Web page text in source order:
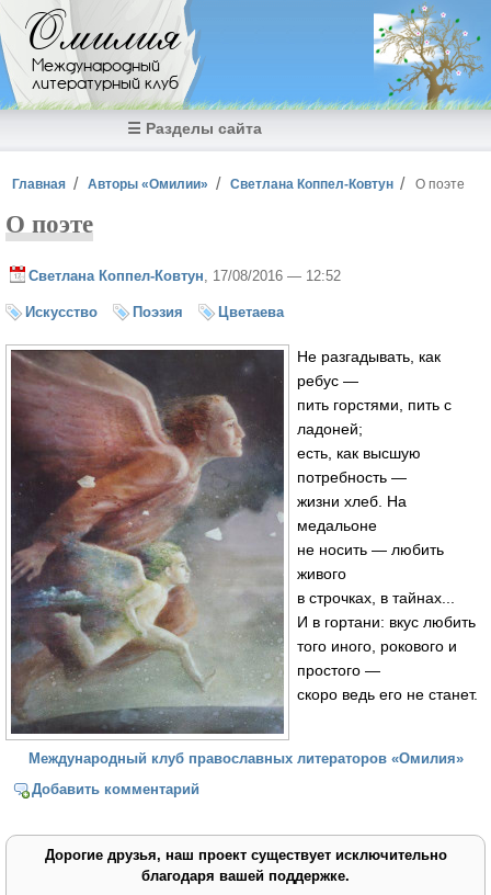
Перейти к основному содержанию
Омилия
Международный
литературный клуб
☰ Разделы сайта
Вы здесь
Главная Авторы «Омилии» Светлана Коппел-Ковтун О поэте
О поэте
Светлана Коппел-Ковтун , 17/08/2016 — 12:52
Искусство Поэзия Цветаева
Не разгадывать, как
ребус —
пить горстями, пить с
ладоней;
есть, как высшую
потребность —
жизни хлеб. На
медальоне
не носить — любить
живого
в строчках, в тайнах...
И в гортани: вкус любить
того иного, рокового и
простого —
скоро ведь его не станет.
Международный клуб православных литераторов «Омилия»
Добавить комментарий
Дорогие друзья, наш проект существует исключительно
благодаря вашей поддержке.